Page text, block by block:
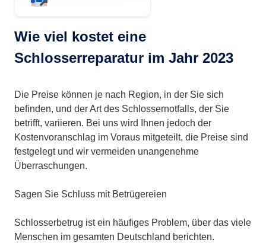
Wie viel kostet eine
Schlosserreparatur im Jahr 2023
Die Preise können je nach Region, in der Sie sich
befinden, und der Art des Schlossernotfalls, der Sie
betrifft, variieren. Bei uns wird Ihnen jedoch der
Kostenvoranschlag im Voraus mitgeteilt, die Preise sind
festgelegt und wir vermeiden unangenehme
Überraschungen.
Sagen Sie Schluss mit Betrügereien
Schlosserbetrug ist ein häufiges Problem, über das viele
Menschen im gesamten Deutschland berichten.